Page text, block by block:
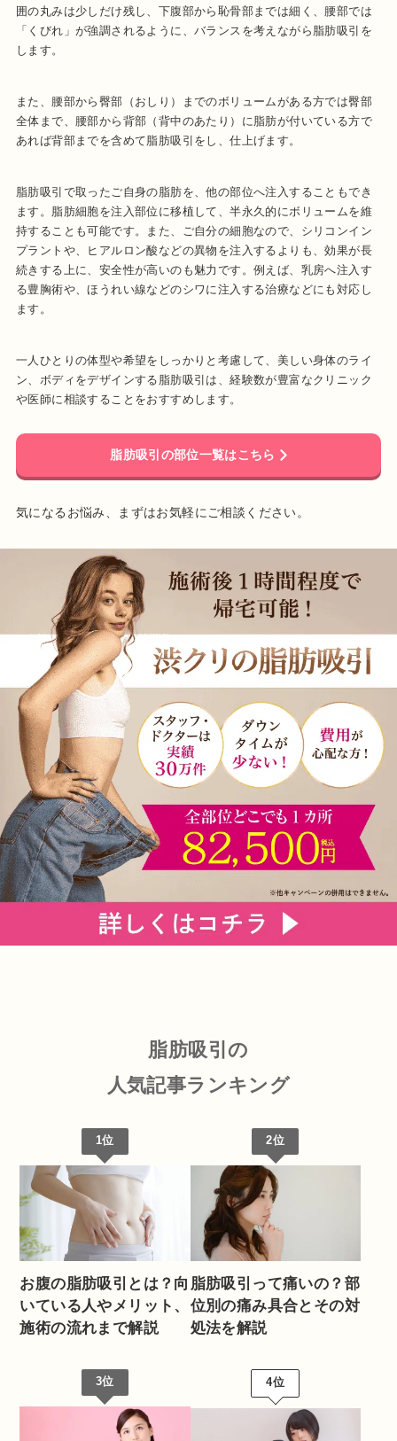
囲の丸みは少しだけ残し、下腹部から恥骨部までは細く、腰部では
「くびれ」が強調されるように、バランスを考えながら脂肪吸引を
します。
また、腰部から臀部（おしり）までのボリュームがある方では臀部
全体まで、腰部から背部（背中のあたり）に脂肪が付いている方で
あれば背部までを含めて脂肪吸引をし、仕上げます。
脂肪吸引で取ったご自身の脂肪を、他の部位へ注入することもでき
ます。脂肪細胞を注入部位に移植して、半永久的にボリュームを維
持することも可能です。また、ご自分の細胞なので、シリコンイン
プラントや、ヒアルロン酸などの異物を注入するよりも、効果が長
続きする上に、安全性が高いのも魅力です。例えば、乳房へ注入す
る豊胸術や、ほうれい線などのシワに注入する治療などにも対応し
ます。
一人ひとりの体型や希望をしっかりと考慮して、美しい身体のライ
ン、ボディをデザインする脂肪吸引は、経験数が豊富なクリニック
や医師に相談することをおすすめします。
脂肪吸引の部位一覧はこちら
気になるお悩み、まずはお気軽にご相談ください。
脂肪吸引の
人気記事ランキング
1位
お腹の脂肪吸引とは？向
いている人やメリット、
施術の流れまで解説
2位
脂肪吸引って痛いの？部
位別の痛み具合とその対
処法を解説
3位 4位